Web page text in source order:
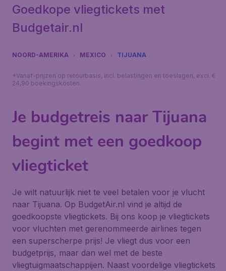
Goedkope vliegtickets met
Budgetair.nl
NOORD-AMERIKA MEXICO TIJUANA
*Vanaf-prijzen op retourbasis, incl. belastingen en toeslagen, excl. €
24,90 boekingskosten.
Je budgetreis naar Tijuana
begint met een goedkoop
vliegticket
Je wilt natuurlijk niet te veel betalen voor je vlucht
naar Tijuana. Op BudgetAir.nl vind je altijd de
goedkoopste vliegtickets. Bij ons koop je vliegtickets
voor vluchten met gerenommeerde airlines tegen
een superscherpe prijs! Je vliegt dus voor een
budgetprijs, maar dan wel met de beste
vliegtuigmaatschappijen. Naast voordelige vliegtickets